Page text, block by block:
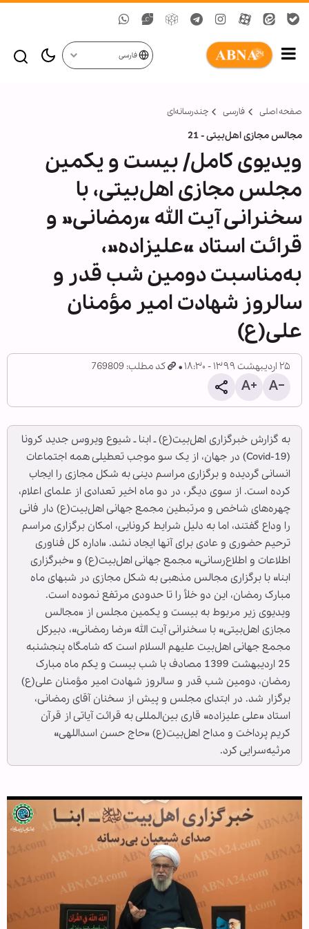
فارسی
صفحه اصلی فارسی چندرسانه‌ای
مجالس مجازی اهل‌بیتی - 21
ویدیوی کامل/ بیست و یکمین
مجلس مجازی اهل‌بیتی، با
سخنرانی آیت الله «رمضانی» و
قرائت استاد «علیزاده»،
به‌مناسبت دومین شب قدر و
سالروز شهادت امیر مؤمنان
علی(ع)
۲۵ اردیبهشت ۱۳۹۹ - ۱۸:۳۰ کد مطلب: 769809
به گزارش خبرگزاری اهل‌بیت(ع) ـ ابنا ـ شیوع ویروس جدید کرونا
(Covid-19) در جهان، از یک سو موجب تعطیلی همه اجتماعات
انسانی گردیده و برگزاری مراسم دینی به شکل مجازی را ایجاب
کرده است. از سوی دیگر، در دو ماه اخیر تعدادی از علمای اعلام،
چهره‌های شاخص و مرتبطین مجمع جهانی اهل‌بیت(ع) دار فانی
را وداع گفتند، اما به دلیل شرایط کرونایی، امکان برگزاری مراسم
ترحیم حضوری و عادی برای آنها ایجاد نشد. «اداره کل فناوری
اطلاعات و اطلاع‌رسانی» مجمع جهانی اهل‌بیت(ع) و «خبرگزاری
ابنا» با برگزاری مجالس مذهبی به شکل مجازی در شب‏های ماه
مبارک رمضان، این دو خلأ را تا حدودی مرتفع نموده است.
ویدیوی زیر مربوط به بیست و یکمین مجلس از «مجالس
مجازی اهل‌بیتی» با سخنرانی آیت الله «رضا رمضانی»، دبیرکل
مجمع جهانی اهل‌بیت علیهم السلام است که شامگاه پنجشنبه
25 اردیبهشت 1399 مصادف با شب بیست و یکم ماه مبارک
رمضان، دومین شب قدر و سالروز شهادت امیر مؤمنان علی(ع)
برگزار شد. در ابتدای مجلس و پیش از سخنان آقای رمضانی،
استاد «علی علیزاده» قاری بین‌المللی به قرائت آیاتی از قرآن
کریم پرداخت و مداح اهل‌بیت(ع) «حاج حسن اسداللهی»
مرثیه‌سرایی کرد.